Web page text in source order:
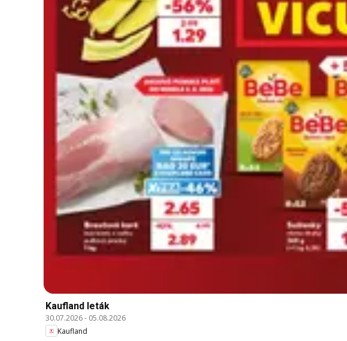
Kaufland leták
30.07.2026- 05.08.2026
Kaufland